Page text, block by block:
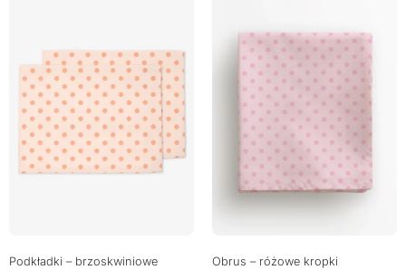
Podkładki – brzoskwiniowe
Obrus – różowe kropki